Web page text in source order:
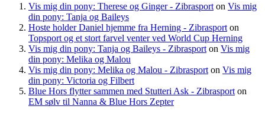
Vis mig din pony: Therese og Ginger - Zibrasport on Vis mig
din pony: Tanja og Baileys
Hoste holder Daniel hjemme fra Herning - Zibrasport on
Topsport og et stort farvel venter ved World Cup Herning
Vis mig din pony: Tanja og Baileys - Zibrasport on Vis mig
din pony: Melika og Malou
Vis mig din pony: Melika og Malou - Zibrasport on Vis mig
din pony: Victoria og Filbert
Blue Hors flytter sammen med Stutteri Ask - Zibrasport on
EM sølv til Nanna & Blue Hors Zepter